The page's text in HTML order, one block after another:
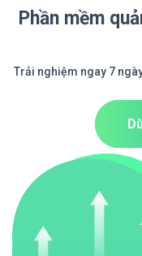
Phần mềm
Trải nghiệm ngay 7